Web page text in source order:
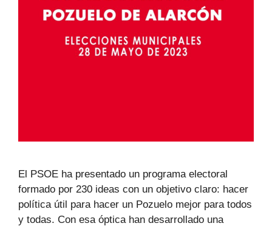
El PSOE ha presentado un programa electoral
formado por 230 ideas con un objetivo claro: hacer
política útil para hacer un Pozuelo mejor para todos
y todas. Con esa óptica han desarrollado una